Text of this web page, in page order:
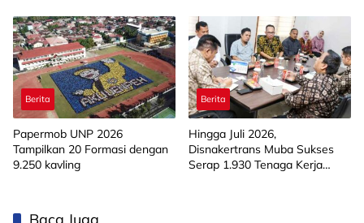
Limapuluh Kota
Berita
Papermob UNP 2026
Tampilkan 20 Formasi dengan
9.250 kavling
Berita
Hingga Juli 2026,
Disnakertrans Muba Sukses
Serap 1.930 Tenaga Kerja